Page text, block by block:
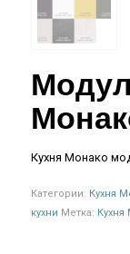
Кухня Монако
Категории: Кухня
кухни Метка: Кухня